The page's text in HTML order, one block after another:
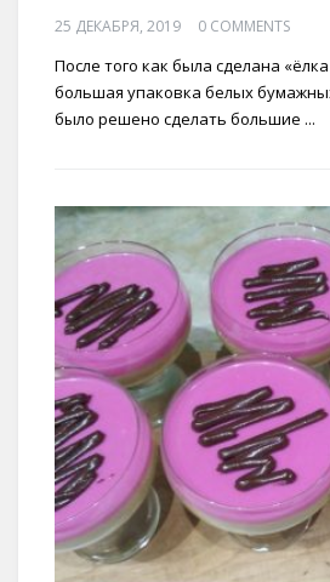
25 ДЕКАБРЯ, 2019 0 COMMENTS
После того как была сделана
большая упаковка белых
было решено сделать большие ...